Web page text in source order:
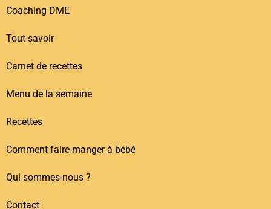
Coaching DME
Tout savoir
Carnet de recettes
Menu de la semaine
Recettes
Comment faire manger à bébé
Qui sommes-nous ?
Contact